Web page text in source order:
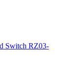
Switch RZ03-